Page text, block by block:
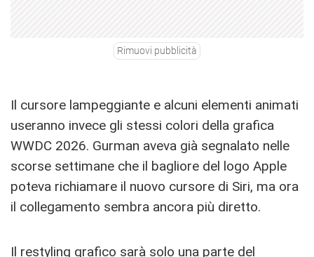
Rimuovi pubblicità
Il cursore lampeggiante e alcuni elementi animati
useranno invece gli stessi colori della grafica
WWDC 2026. Gurman aveva già segnalato nelle
scorse settimane che il bagliore del logo Apple
poteva richiamare il nuovo cursore di Siri, ma ora
il collegamento sembra ancora più diretto.
Il restyling grafico sarà solo una parte del